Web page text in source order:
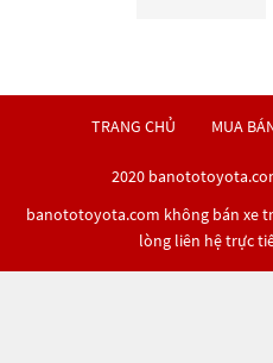
TRANG CHỦ MUA
2020
banototoyota.com không bán xe
lòng liên hệ trực